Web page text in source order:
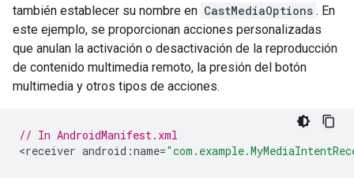
también establecer su nombre en CastMediaOptions . En
este ejemplo, se proporcionan acciones personalizadas
que anulan la activación o desactivación de la reproducción
de contenido multimedia remoto, la presión del botón
multimedia y otros tipos de acciones.
// In AndroidManifest.xml
<receiver android :name=